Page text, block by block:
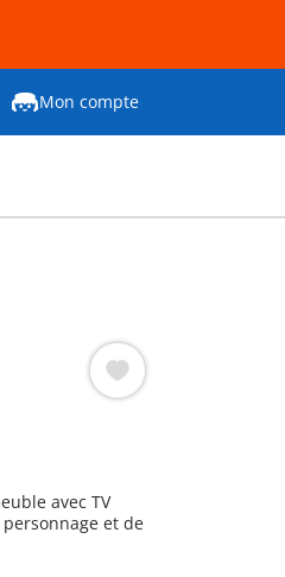
Mon compte
avec TV